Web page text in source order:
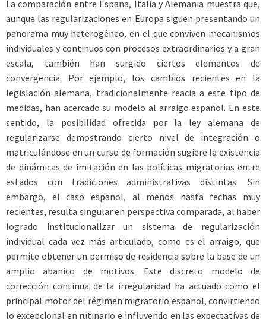
La comparación entre España, Italia y Alemania muestra que,
aunque las regularizaciones en Europa siguen presentando un
panorama muy heterogéneo, en el que conviven mecanismos
individuales y continuos con procesos extraordinarios y a gran
escala, también han surgido ciertos elementos de
convergencia. Por ejemplo, los cambios recientes en la
legislación alemana, tradicionalmente reacia a este tipo de
medidas, han acercado su modelo al arraigo español. En este
sentido, la posibilidad ofrecida por la ley alemana de
regularizarse demostrando cierto nivel de integración o
matriculándose en un curso de formación sugiere la existencia
de dinámicas de imitación en las políticas migratorias entre
estados con tradiciones administrativas distintas. Sin
embargo, el caso español, al menos hasta fechas muy
recientes, resulta singular en perspectiva comparada, al haber
logrado institucionalizar un sistema de regularización
individual cada vez más articulado, como es el arraigo, que
permite obtener un permiso de residencia sobre la base de un
amplio abanico de motivos. Este discreto modelo de
corrección continua de la irregularidad ha actuado como el
principal motor del régimen migratorio español, convirtiendo
lo excepcional en rutinario e influyendo en las expectativas de